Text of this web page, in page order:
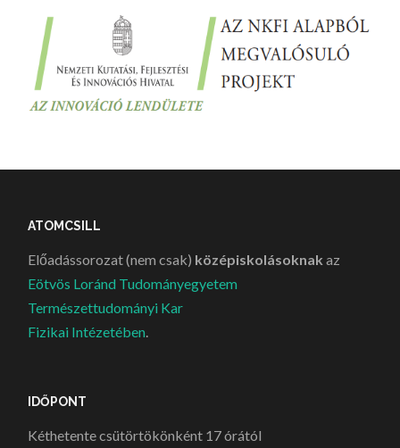
ATOMCSILL
Előadássorozat (nem csak) középiskolásoknak az
Eötvös Loránd Tudományegyetem
Természettudományi Kar
Fizikai Intézetében
IDŐPONT
Kéthetente csütörtökönként 17 órától